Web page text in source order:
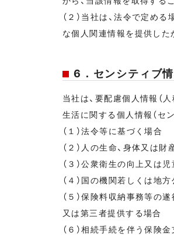
（２）当社は、法令で定め
な個人関連情報を提供した
6．センシティブ
当社は、要配慮個人情報（
生活に関する個人情報（セ
（１）法令等に基づく場合
（２）人の生命、身体又は
（３）公衆衛生の向上又は
（４）国の機関若しくは
（５）保険料収納事務等の
又は第三者提供する場合
（６）相続手続を伴う保険